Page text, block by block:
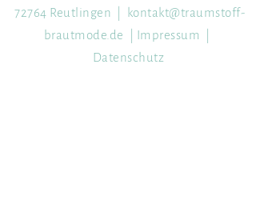
72764 Reutlingen |
kontakt@trau mstoff-
brautmode.de
Impressum
Datenschutz